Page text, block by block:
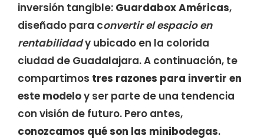
inversión tangible: Guardabox Américas,
diseñado para convertir el espacio en
rentabilidady ubicado en la colorida
ciudad de Guadalajara. A continuación, te
compartimos tres razones para invertir en
este modeloy ser parte de una tendencia
con visión de futuro. Pero antes,
conozcamos qué son las minibodegas.